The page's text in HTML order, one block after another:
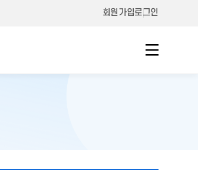
회원가입로그인